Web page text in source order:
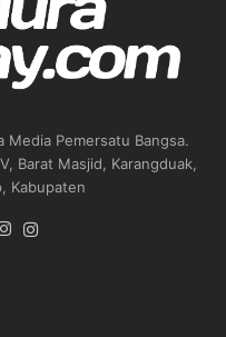
Media Pemersatu Bangsa.
Barat Masjid, Karangduak,
Kabupaten
Instagram